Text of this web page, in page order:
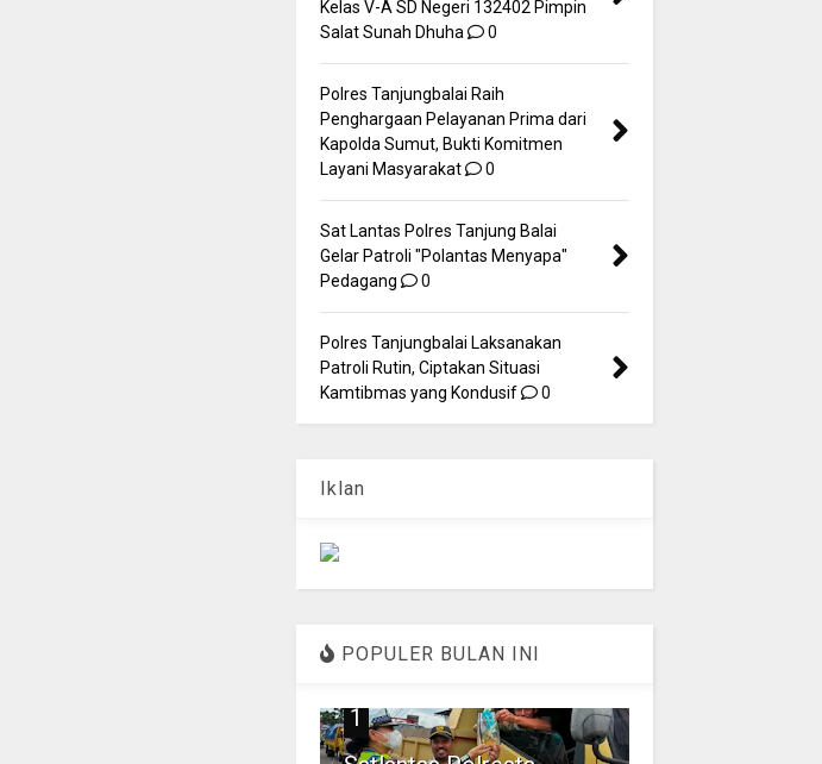
Kelas V-A SD Negeri 132402 Pimpin
Salat Sunah Dhuha
0
Polres Tanjungbalai Raih
Penghargaan Pelayanan Prima dari
Kapolda Sumut, Bukti Komitmen
Layani Masyarakat
0
Sat Lantas Polres Tanjung Balai
Gelar Patroli "Polantas Menyapa"
Pedagang
0
Polres Tanjungbalai Laksanakan
Patroli Rutin, Ciptakan Situasi
Kamtibmas yang Kondusif
0
Iklan
POPULER BULAN INI
1